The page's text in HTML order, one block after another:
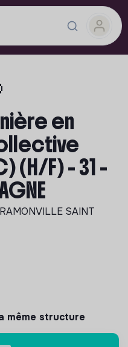
en
(H/F) - 31 -
SAINT
même structure